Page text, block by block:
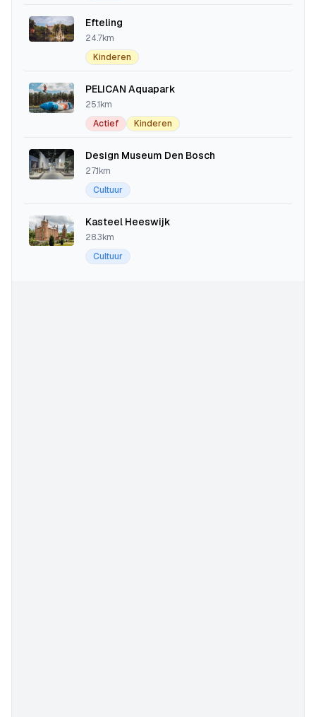
Efteling
24.7km
Kinderen
PELICAN Aquapark
25.1km
Actief
Kinderen
Design Museum Den Bosch
27.1km
Cultuur
Kasteel Heeswijk
28.3km
Cultuur